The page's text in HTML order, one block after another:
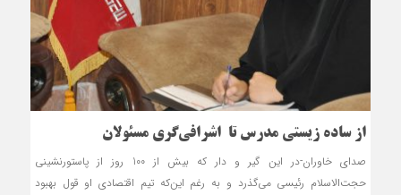
از ساده زیستی مدرس تا اشرافی‌گری مسئولان
صدای خاوران-در این گیر و دار که بیش از 100 روز از پاستورنشینی
حجت‌الاسلام رئیسی می‌گذرد و به رغم این‌که تیم اقتصادی او قول بهبود